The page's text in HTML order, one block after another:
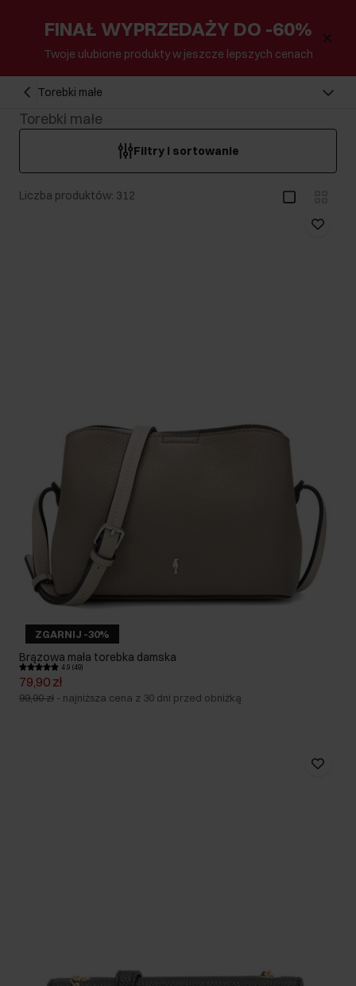
FINAŁ WYPRZEDAŻY DO -60%
Twoje ulubione produkty w jeszcze lepszych cenach
Torebki małe
Torebki małe
Filtry i sortowanie
Liczba produktów: 312
ZGARNIJ -30%
Brązowa mała torebka damska
4.9 (49)
79,90 zł
99,90 zł - najniższa cena z 30 dni przed obniżką